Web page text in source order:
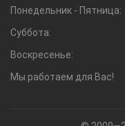
Понедельник - Пятница:
Суббота:
Воскресенье:
Мы работаем для Вас!